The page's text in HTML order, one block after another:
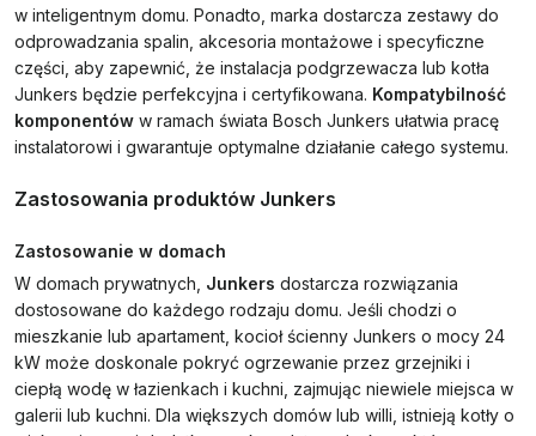
w inteligentnym domu. Ponadto, marka dostarcza zestawy do
odprowadzania spalin, akcesoria montażowe i specyficzne
części, aby zapewnić, że instalacja podgrzewacza lub kotła
Junkers będzie perfekcyjna i certyfikowana. Kompatybilność
komponentów w ramach świata Bosch Junkers ułatwia pracę
instalatorowi i gwarantuje optymalne działanie całego systemu.
Zastosowania produktów Junkers
Zastosowanie w domach
W domach prywatnych, Junkers dostarcza rozwiązania
dostosowane do każdego rodzaju domu. Jeśli chodzi o
mieszkanie lub apartament, kocioł ścienny Junkers o mocy 24
kW może doskonale pokryć ogrzewanie przez grzejniki i
ciepłą wodę w łazienkach i kuchni, zajmując niewiele miejsca w
galerii lub kuchni. Dla większych domów lub willi, istnieją kotły o